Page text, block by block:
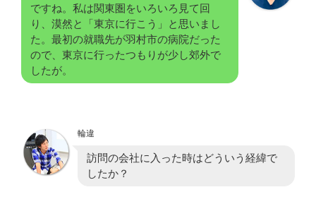
ですね。私は関東圏をいろいろ見て回
り、漠然と「東京に行こう」と思いまし
た。最初の就職先が羽村市の病院だった
ので、東京に行ったつもりが少し郊外で
したが。
輪違
訪問の会社に入った時はどういう経緯で
したか？